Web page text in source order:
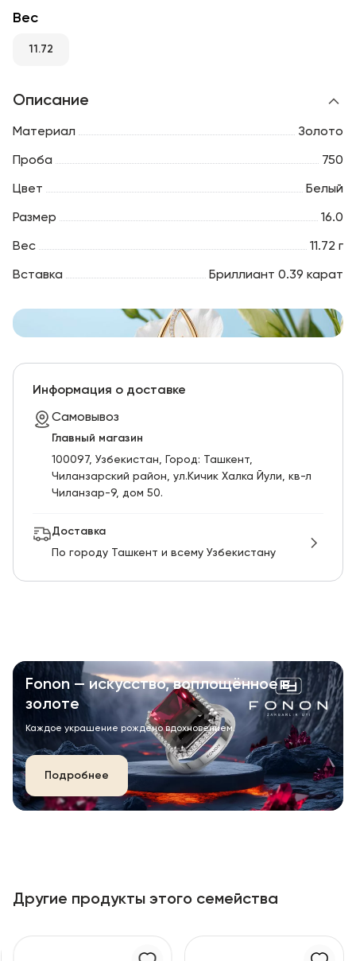
Вес
11.72
Описание
Материал Золото
Проба 750
Цвет Белый
Размер 16.0
Вес 11.72 г
Вставка Бриллиант 0.39 карат
Информация о доставке
Самовывоз
Главный магазин
100097, Узбекистан, Город: Ташкент,
Чиланзарский pайон, ул.Кичик Халка Йули, кв-л
Чиланзар-9, дом 50.
Доставка
По городу Ташкент и всему Узбекистану
Fonon — искусство, воплощённое в
золоте
Каждое украшение рождено вдохновением.
Подробнее
Другие продукты этого семейства